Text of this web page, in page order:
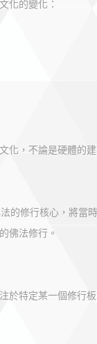
化的變化：
，不論是硬體的
修行核心，將當
佛法修行。
於特定某一個修行板